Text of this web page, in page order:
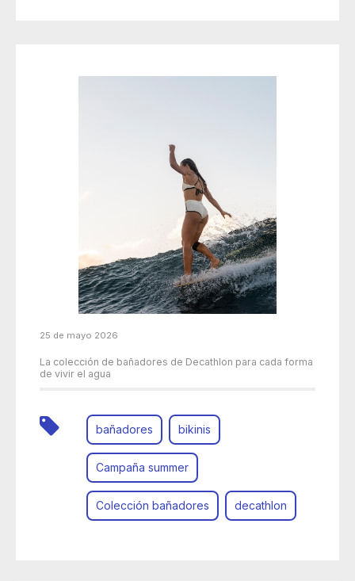
25 de mayo 2026
La colección de bañadores de Decathlon para cada forma
de vivir el agua
bañadores bikinis
Campaña summer
Colección bañadores decathlon